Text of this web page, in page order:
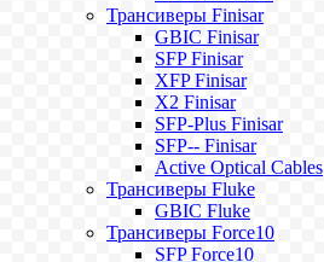
Трансиверы Finisar
GBIC Finisar
SFP Finisar
XFP Finisar
X2 Finisar
SFP-Plus Finisar
SFP-- Finisar
Active Optical Cables
Трансиверы Fluke
GBIC Fluke
Трансиверы Force10
SFP Force10